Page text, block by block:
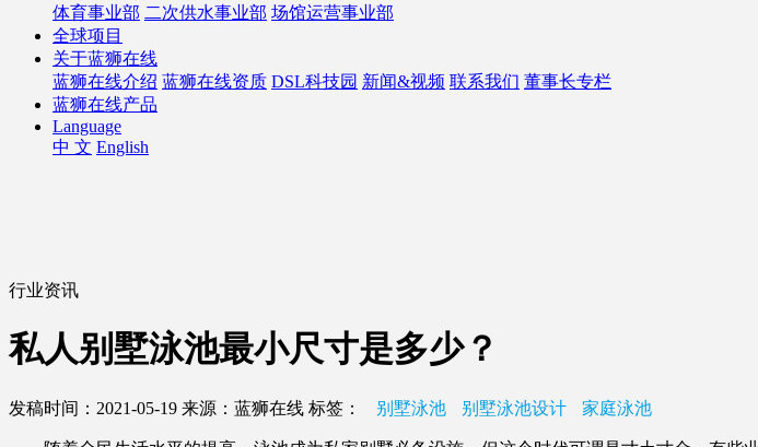
体育事业部 二次供水事业部 场馆运营事业部
全球项目
关于蓝狮在线
蓝狮在线介绍 蓝狮在线资质 DSL科技园 新闻&视频 联系我们 董事长专栏
蓝狮在线产品
Language
中 文 English
行业资讯
私人别墅泳池最小尺寸是多少？
发稿时间：2021-05-19 来源：蓝狮在线 标签： 别墅泳池 别墅泳池设计 家庭泳池